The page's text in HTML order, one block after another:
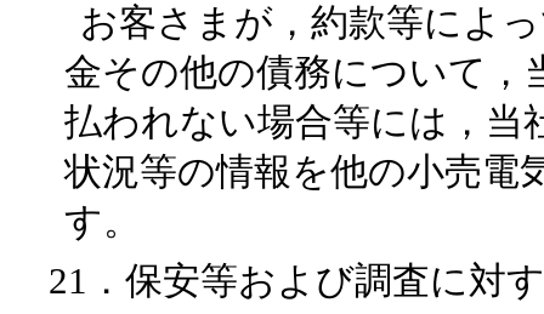
お客さまが，約款等によ
金その他の債務について，
払われない場合等には，当
状況等の情報を他の小売電
す。
21．保安等および調査に対